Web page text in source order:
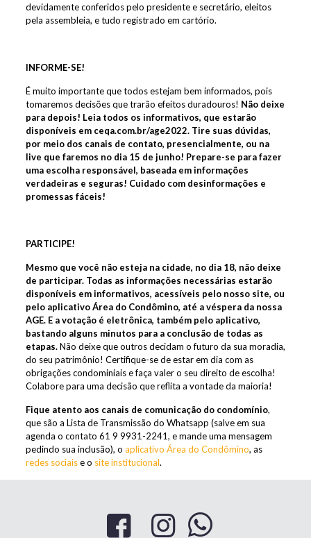
devidamente conferidos pelo presidente e secretário, eleitos
pela assembleia, e tudo registrado em cartório.
INFORME-SE!
É muito importante que todos estejam bem informados, pois
tomaremos decisões que trarão efeitos duradouros! Não deixe
para depois! Leia todos os informativos, que estarão
disponíveis em ceqa.com.br/age2022. Tire suas dúvidas,
por meio dos canais de contato, presencialmente, ou na
live que faremos no dia 15 de junho! Prepare-se para fazer
uma escolha responsável, baseada em informações
verdadeiras e seguras! Cuidado com desinformações e
promessas fáceis!
PARTICIPE!
Mesmo que você não esteja na cidade, no dia 18, não deixe
de participar. Todas as informações necessárias estarão
disponíveis em informativos, acessíveis pelo nosso site, ou
pelo aplicativo Área do Condômino, até a véspera da nossa
AGE. E a votação é eletrônica, também pelo aplicativo,
bastando alguns minutos para a conclusão de todas as
etapas.Não deixe que outros decidam o futuro da sua moradia,
do seu patrimônio! Certifique-se de estar em dia com as
obrigações condominiais e faça valer o seu direito de escolha!
Colabore para uma decisão que reflita a vontade da maioria!
Fique atento aos canais de comunicação do condomínio,
que são a Lista de Transmissão do Whatsapp (salve em sua
agenda o contato 61 9 9931-2241, e mande uma mensagem
pedindo sua inclusão), o aplicativo Área do Condômino, as
redes sociaise o site institucional.